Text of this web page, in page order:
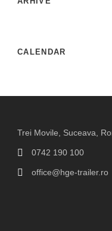
CALENDAR
Trei Movile, Suceava,
0742 190 100
office@hge-trailer.ro